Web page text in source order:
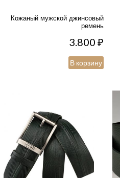
Кожаный мужской джинсовый
ремень
3.800₽
В корзину